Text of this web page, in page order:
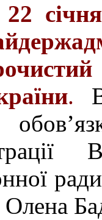
22
.
Олена